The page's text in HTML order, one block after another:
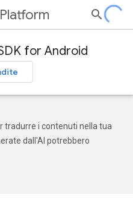
for Android
tradurre i contenuti nella tua
dall'AI potrebbero